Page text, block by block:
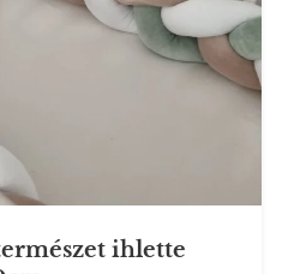
ihlette